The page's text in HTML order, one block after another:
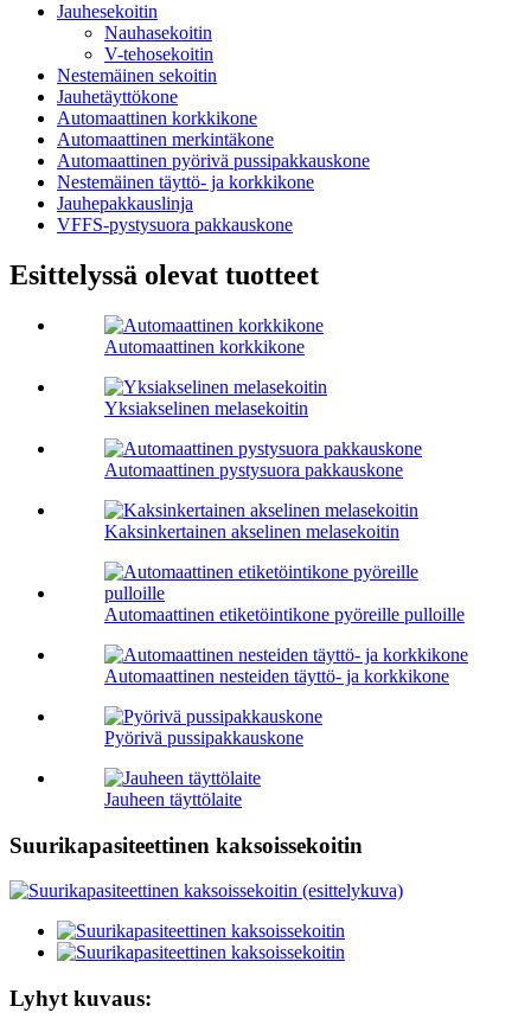
Jauhesekoitin
Nauhasekoitin
V-tehosekoitin
Nestemäinen sekoitin
Jauhetäyttökone
Automaattinen korkkikone
Automaattinen merkintäkone
Automaattinen pyörivä pussipakkauskone
Nestemäinen täyttö- ja korkkikone
Jauhepakkauslinja
VFFS-pystysuora pakkauskone
Esittelyssä olevat tuotteet
Automaattinen korkkikone
Yksiakselinen melasekoitin
Automaattinen pystysuora pakkauskone
Kaksinkertainen akselinen melasekoitin
Automaattinen etiketöintikone pyöreille pulloille
Automaattinen nesteiden täyttö- ja korkkikone
Pyörivä pussipakkauskone
Jauheen täyttölaite
Suurikapasiteettinen kaksoissekoitin
Lyhyt kuvaus: